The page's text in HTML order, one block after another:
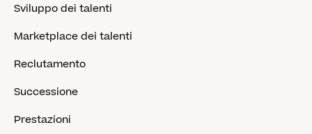
Sviluppo dei talenti
Marketplace dei talenti
Reclutamento
Successione
Prestazioni